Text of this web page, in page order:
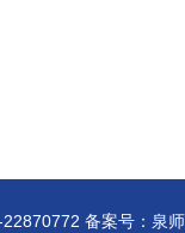
备案号：泉